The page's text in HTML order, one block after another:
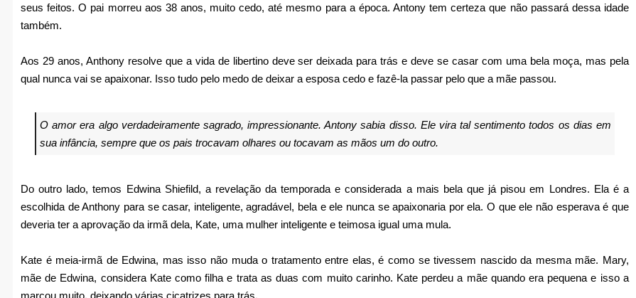
seus feitos. O pai morreu aos 38 anos, muito cedo, até mesmo para a época. Antony tem certeza que não passará dessa idade
também.
Aos 29 anos, Anthony resolve que a vida de libertino deve ser deixada para trás e deve se casar com uma bela moça, mas pela
qual nunca vai se apaixonar. Isso tudo pelo medo de deixar a esposa cedo e fazê-la passar pelo que a mãe passou.
O amor era algo verdadeiramente sagrado, impressionante. Antony sabia disso. Ele vira tal sentimento todos os dias em
sua infância, sempre que os pais trocavam olhares ou tocavam as mãos um do outro.
Do outro lado, temos Edwina Shiefild, a revelação da temporada e considerada a mais bela que já pisou em Londres. Ela é a
escolhida de Anthony para se casar, inteligente, agradável, bela e ele nunca se apaixonaria por ela. O que ele não esperava é que
deveria ter a aprovação da irmã dela, Kate, uma mulher inteligente e teimosa igual uma mula.
Kate é meia-irmã de Edwina, mas isso não muda o tratamento entre elas, é como se tivessem nascido da mesma mãe. Mary,
mãe de Edwina, considera Kate como filha e trata as duas com muito carinho. Kate perdeu a mãe quando era pequena e isso a
marcou muito, deixando várias cicatrizes para trás.